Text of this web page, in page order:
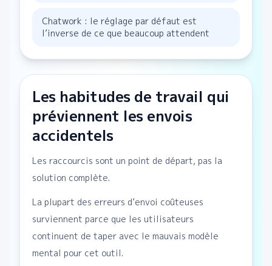
Chatwork : le réglage par défaut est
l’inverse de ce que beaucoup attendent
Les habitudes de travail qui
préviennent les envois
accidentels
Les raccourcis sont un point de départ, pas la
solution complète.
La plupart des erreurs d’envoi coûteuses
surviennent parce que les utilisateurs
continuent de taper avec le mauvais modèle
mental pour cet outil.